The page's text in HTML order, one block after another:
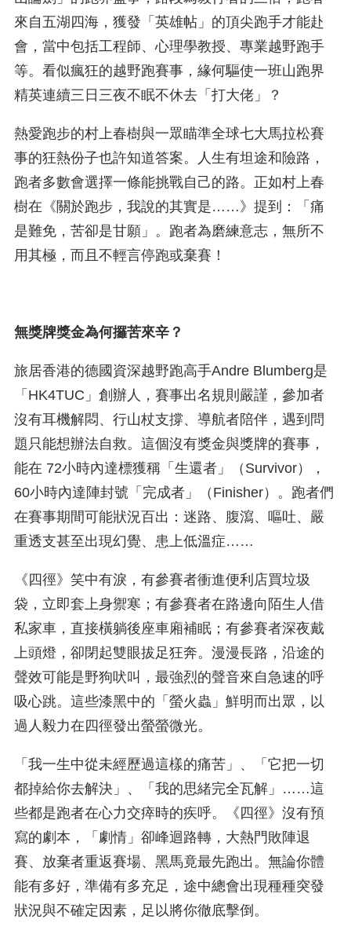
來自五湖四海，獲發「英雄帖」的頂尖跑手才能赴
會，當中包括工程師、心理學教授、專業越野跑手
等。看似瘋狂的越野跑賽事，緣何驅使一班山跑界
精英連續三日三夜不眠不休去「打大佬」？
熱愛跑步的村上春樹與一眾瞄準全球七大馬拉松賽
事的狂熱份子也許知道答案。人生有坦途和險路，
跑者多數會選擇一條能挑戰自己的路。正如村上春
樹在《關於跑步，我說的其實是……》提到：「痛
是難免，苦卻是甘願」。跑者為磨練意志，無所不
用其極，而且不輕言停跑或棄賽！
無獎牌獎金為何攞苦來辛？
旅居香港的德國資深越野跑高手Andre Blumberg是
「HK4TUC」創辦人，賽事出名規則嚴謹，參加者
沒有耳機解悶、行山杖支撐、導航者陪伴，遇到問
題只能想辦法自救。這個沒有獎金與獎牌的賽事，
能在 72小時內達標獲稱「生還者」（Survivor），
60小時內達陣封號「完成者」（Finisher）。跑者們
在賽事期間可能狀況百出：迷路、腹瀉、嘔吐、嚴
重透支甚至出現幻覺、患上低溫症……
《四徑》笑中有淚，有參賽者衝進便利店買垃圾
袋，立即套上身禦寒；有參賽者在路邊向陌生人借
私家車，直接橫躺後座車廂補眠；有參賽者深夜戴
上頭燈，卻閉起雙眼拔足狂奔。漫漫長路，沿途的
聲效可能是野狗吠叫，最強烈的聲音來自急速的呼
吸心跳。這些漆黑中的「螢火蟲」鮮明而出眾，以
過人毅力在四徑發出螢螢微光。
「我一生中從未經歷過這樣的痛苦」、「它把一切
都掉給你去解決」、「我的思緒完全瓦解」……這
些都是跑者在心力交瘁時的疾呼。《四徑》沒有預
寫的劇本，「劇情」卻峰迴路轉，大熱門敗陣退
賽、放棄者重返賽場、黑馬竟最先跑出。無論你體
能有多好，準備有多充足，途中總會出現種種突發
狀況與不確定因素，足以將你徹底擊倒。